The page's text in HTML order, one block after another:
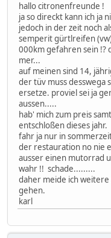
hallo citronenfreunde !
ja so direckt kann ich ja
jedoch in der zeit noch
semperit gürtlreifen
000km gefahren sein !?
mer...
auf meinen sind 14,
der tüv muss desswega
ersetze. proviel sei ja
aussen.....
hab' mich zum preis
entschloßen dieses jahr.
fahr ja nur in
der restauration no nie
ausser einen mutorrad
wahr !! schade.........
daher meide ich weitere
gehen.
karl